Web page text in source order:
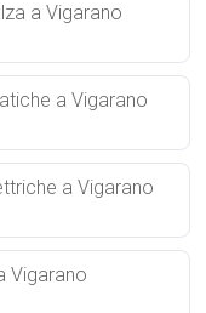
a Vigarano
a Vigarano
a Vigarano
Vigarano